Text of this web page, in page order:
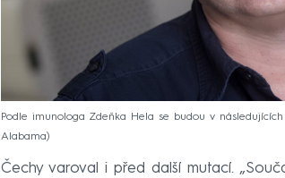
Podle imunologa Zdeňka Hela se budou v
Alabama
Čechy varoval i před další mutací.